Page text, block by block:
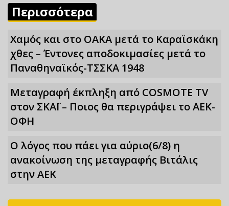
Περισσότερα
Χαμός και στο ΟΑΚΑ μετά το Καραϊσκάκη
χθες – Έντονες αποδοκιμασίες μετά το
Παναθηναϊκός-ΤΣΣΚΑ 1948
Μεταγραφή έκπληξη από COSMOTE TV
στον ΣΚΑΪ – Ποιος θα περιγράψει το ΑΕΚ-
ΟΦΗ
Ο λόγος που πάει για αύριο(6/8) η
ανακοίνωση της μεταγραφής Βιτάλις
στην ΑΕΚ